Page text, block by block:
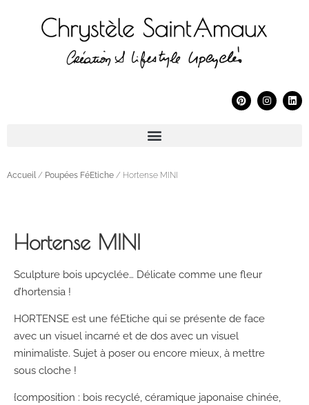
Accueil / Poupées FéEtiche / Hortense MINI
Hortense MINI
Sculpture bois upcyclée… Délicate comme une fleur
d’hortensia !
HORTENSE est une féEtiche qui se présente de face
avec un visuel incarné et de dos avec un visuel
minimaliste. Sujet à poser ou encore mieux, à mettre
sous cloche !
{composition : bois recyclé, céramique japonaise chinée,